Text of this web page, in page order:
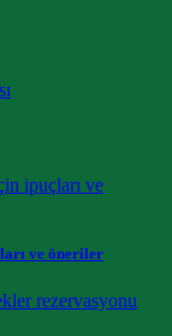
ve öneriler